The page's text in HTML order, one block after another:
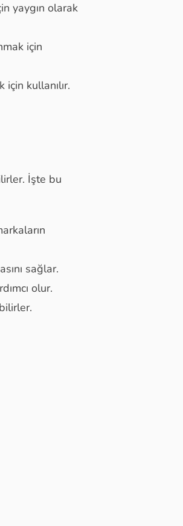
yaygın olarak
için
kullanılır.
İşte bu
sağlar.
olur.